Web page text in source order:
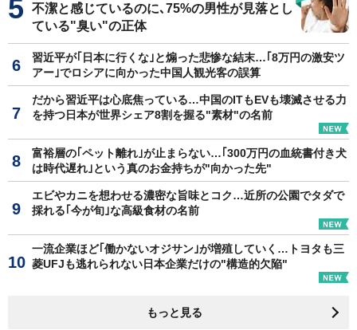
不潔と感じているのに､75%の男性が見落とし
ている"臭い"の正体
習近平が｢日本に行くな｣と煽った悲惨な結末…｢8万円の激安ツ
アー｣でロシアに向かった中国人観光客の誤算
だから習近平は心底焦っている…中国のITもEVも壊滅させる力
を持つ日本が世界シェア8割を握る"素材"の名前
富裕層の｢ペット離れ｣が止まらない…｢300万円の血統書付き犬
は時代遅れ｣という真のお金持ちが"向かった先"
エビやカニを想わせる濃密な旨味とコク…近所の公園でタダで
採れる｢今が旬｣な高級食材の名前
一流企業ほど｢働かないオジサン｣が増殖していく…トヨタも三
菱UFJも逃れられない日本企業だけの"構造的欠陥"
もっと見る